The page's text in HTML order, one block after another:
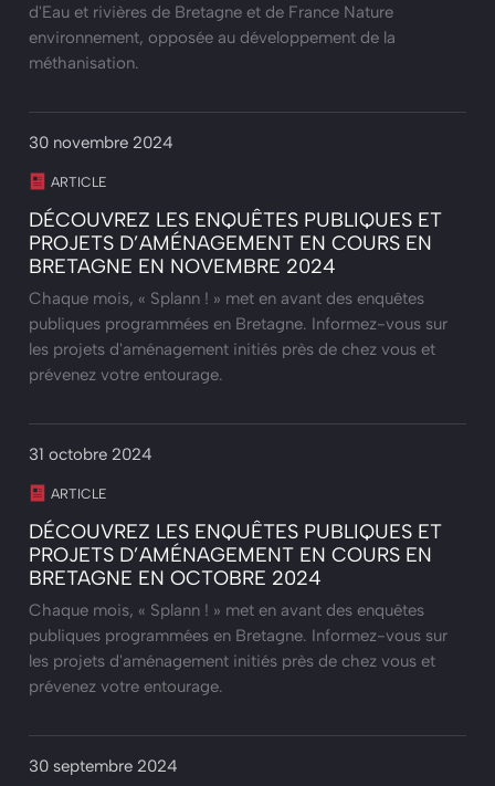
d'Eau et rivières de Bretagne et de France Nature
environnement, opposée au développement de la
méthanisation.
30 novembre 2024
ARTICLE
DÉCOUVREZ LES ENQUÊTES PUBLIQUES ET
PROJETS D’AMÉNAGEMENT EN COURS EN
BRETAGNE EN NOVEMBRE 2024
Chaque mois, « Splann ! » met en avant des enquêtes
publiques programmées en Bretagne. Informez-vous sur
les projets d'aménagement initiés près de chez vous et
prévenez votre entourage.
31 octobre 2024
ARTICLE
DÉCOUVREZ LES ENQUÊTES PUBLIQUES ET
PROJETS D’AMÉNAGEMENT EN COURS EN
BRETAGNE EN OCTOBRE 2024
Chaque mois, « Splann ! » met en avant des enquêtes
publiques programmées en Bretagne. Informez-vous sur
les projets d'aménagement initiés près de chez vous et
prévenez votre entourage.
30 septembre 2024